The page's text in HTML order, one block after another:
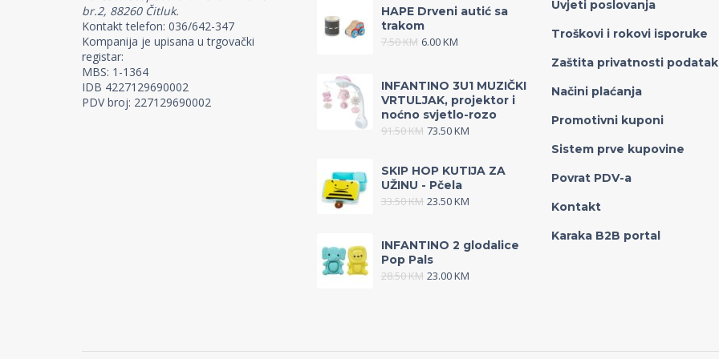
br.2, 88260 Čitluk.
Kontakt telefon: 036/642-347
Kompanija je upisana u trgovački
registar:
MBS: 1-1364
IDB 4227129690002
PDV broj: 227129690002
HAPE Drveni autić sa
trakom
7.50KM 6.00KM
INFANTINO 3U1 MUZIČKI
VRTULJAK, projektor i
noćno svjetlo-rozo
91.50KM 73.50KM
SKIP HOP KUTIJA ZA
UŽINU - Pčela
33.50KM 23.50KM
INFANTINO 2 glodalice
Pop Pals
28.50KM 23.00KM
Uvjeti poslovanja
Troškovi i rokovi isporuke
Zaštita privatnosti
Načini plaćanja
Promotivni kuponi
Sistem prve kupovine
Povrat PDV-a
Kontakt
Karaka B2B portal